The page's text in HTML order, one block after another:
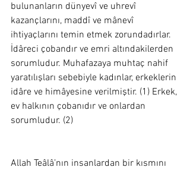
bulunanların dünyevî ve uhrevî
kazançlarını, maddî ve mânevî
ihtiyaçlarını temin etmek zorundadırlar.
İdâreci çobandır ve emri altındakilerden
sorumludur. Muhafazaya muhtaç nahif
yaratılışları sebebiyle kadınlar, erkeklerin
idâre ve himâyesine verilmiştir. (1) Erkek,
ev halkının çobanıdır ve onlardan
sorumludur. (2)
Allah Teâlâ’nın insanlardan bir kısmını